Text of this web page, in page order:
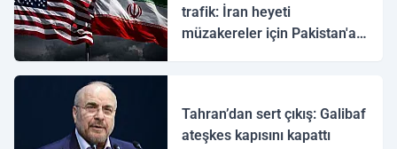
trafik: İran heyeti
müzakereler için Pakistan'a
Tahran’dan sert çıkış: Galibaf
ateşkes kapısını kapattı